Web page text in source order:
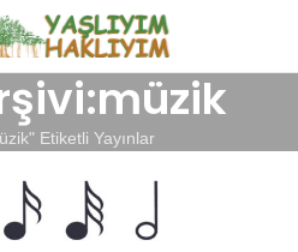
Etiketli Yayınlar